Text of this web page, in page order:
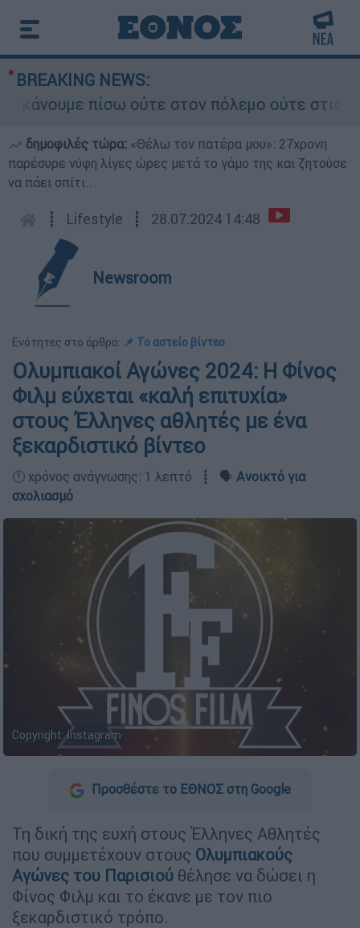
BREAKING NEWS:
πίσω ούτε στον πόλεμο ούτε στις
δημοφιλές τώρα: «Θέλω τον πατέρα μου»: 27χρονη
παρέσυρε νύφη λίγες ώρες μετά το γάμο της και ζητούσε
να πάει σπίτι...
┋ Lifestyle ┋ 28.07.2024 14:48
Newsroom
Ενότητες στο άρθρο: 📌 Το αστείο βίντεο
Ολυμπιακοί Αγώνες 2024: Η Φίνος
Φιλμ εύχεται «καλή επιτυχία»
στους Έλληνες αθλητές με ένα
ξεκαρδιστικό βίντεο
🕛 χρόνος ανάγνωσης: 1 λεπτό ┋ 🗣️ Ανοικτό για
σχολιασμό
Copyright: Ιnstagram
Προσθέστε το ΕΘΝΟΣ στη Google
Τη δική της ευχή στους Έλληνες Αθλητές
που συμμετέχουν στους Ολυμπιακούς
Αγώνες του Παρισιού θέλησε να δώσει η
Φίνος Φιλμ και το έκανε με τον πιο
ξεκαρδιστικό τρόπο.